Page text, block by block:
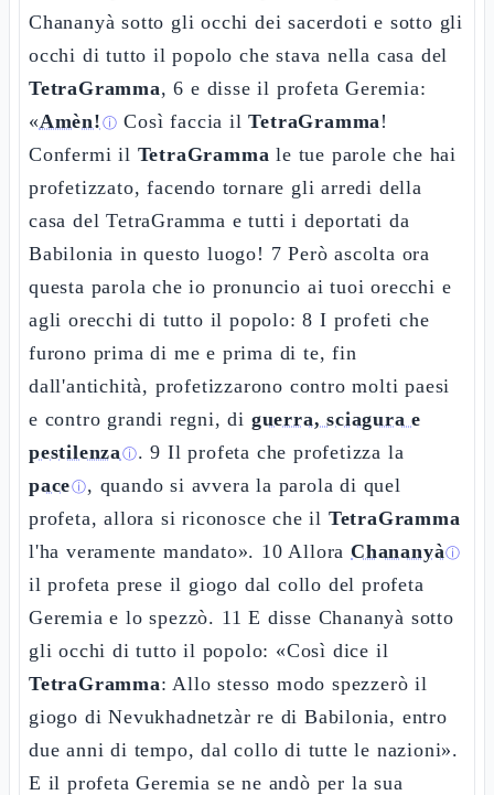
Chananyà sotto gli occhi dei sacerdoti e sotto gli
occhi di tutto il popolo che stava nella casa del
TetraGramma, 6 e disse il profeta Geremia:
«Amèn! ⓘ Così faccia ilTetraGramma!
Confermi il TetraGramma le tue parole che hai
profetizzato, facendo tornare gli arredi della
casa del TetraGramma e tutti i deportati da
Babilonia in questo luogo! 7 Però ascolta ora
questa parola che io pronuncio ai tuoi orecchi e
agli orecchi di tutto il popolo: 8 I profeti che
furono prima di me e prima di te, fin
dall'antichità, profetizzarono contro molti paesi
e contro grandi regni, di guerra, sciagura e
pestilenzaⓘ. 9 Il profeta che profetizza la
paceⓘ, quando si avvera la parola di quel
profeta, allora si riconosce che il TetraGramma
l'ha veramente mandato». 10 Allora Chananyàⓘ
il profeta prese il giogo dal collo del profeta
Geremia e lo spezzò. 11 E disse Chananyà sotto
gli occhi di tutto il popolo: «Così dice il
TetraGramma: Allo stesso modo spezzerò il
giogo di Nevukhadnetzàr re di Babilonia, entro
due anni di tempo, dal collo di tutte le nazioni».
E il profeta Geremia se ne andò per la sua